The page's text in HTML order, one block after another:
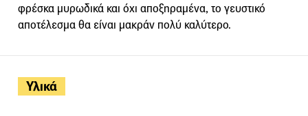
Υλικά
φρέσκα μυρωδικά και όχι αποξηραμένα, το γευστικό
αποτέλεσμα θα είναι μακράν πολύ καλύτερο.